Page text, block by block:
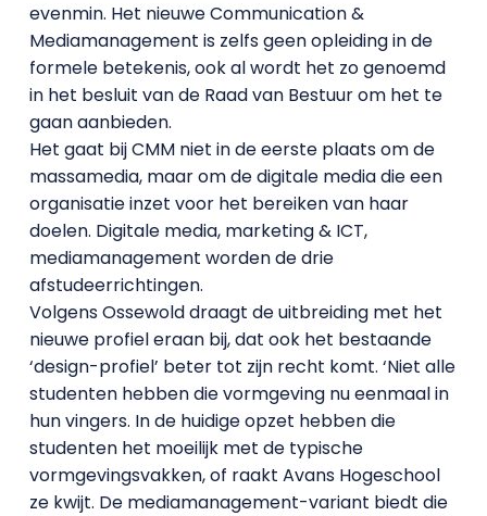
evenmin. Het nieuwe Communication &
Mediamanagement is zelfs geen opleiding in de
formele betekenis, ook al wordt het zo genoemd
in het besluit van de Raad van Bestuur om het te
gaan aanbieden.
Het gaat bij CMM niet in de eerste plaats om de
massamedia, maar om de digitale media die een
organisatie inzet voor het bereiken van haar
doelen. Digitale media, marketing & ICT,
mediamanagement worden de drie
afstudeerrichtingen.
Volgens Ossewold draagt de uitbreiding met het
nieuwe profiel eraan bij, dat ook het bestaande
‘design-profiel’ beter tot zijn recht komt. ‘Niet alle
studenten hebben die vormgeving nu eenmaal in
hun vingers. In de huidige opzet hebben die
studenten het moeilijk met de typische
vormgevingsvakken, of raakt Avans Hogeschool
ze kwijt. De mediamanagement-variant biedt die